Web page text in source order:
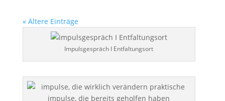
« Ältere Einträge
Impulsgespräch I Entfaltungsort